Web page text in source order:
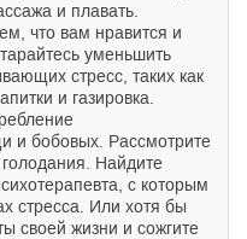
и плавать.
что вам нравится и
уменьшить
стресс, таких как
и газировка.
и бобовых. Рассмотрите
Найдите
с которым
стресса. Или хотя бы
своей жизни и сожгите